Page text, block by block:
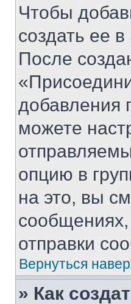
Чтобы
создать ее
После
добавления
можете
опцию в
на это, вы
отправки
Вернуться
» Как